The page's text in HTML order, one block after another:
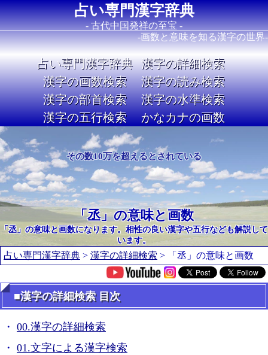
占い専門漢字辞典
- 古代中国発祥の至宝 -
-画数と意味を知る漢字の世界-
占い専門漢字辞典
漢字の詳細検索
漢字の画数検索
漢字の読み検索
漢字の部首検索
漢字の水準検索
漢字の五行検索
かなカナの画数
Image 02
その数10万を超えるとされている
「丞」の意味と画数
「丞」の意味と画数になります。相性の良い漢字や五行なども解説して
います。
占い専門漢字辞典 > 漢字の詳細検索 > 「丞」の意味と画数
■漢字の詳細検索 目次
00.漢字の詳細検索
01.文字による漢字検索